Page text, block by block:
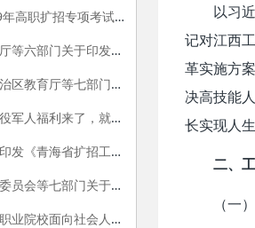
以习
记对江西
革实施方
决高技能
长实现人
二、
（一
上海市2019年高职扩招专项考试招生工作问答
吉林省教育厅等六部门关于印发《关于做好高职扩招专项工作的实施方案》的通知
宁夏回族自治区教育厅等七部门关于印发《高职扩招专项工作实施方案》的通知
湖南省：退役军人福利来了，就读高职院校减免学费，11月1-10日开始报名
青海省关于印发《青海省扩招工作实施方案》的通知
重庆市教育委员会等七部门关于印发重庆市高职扩招专项工作实施方案 (试行)的通知
江苏省高等职业院校面向社会人员开展全日制学历教育试行办法